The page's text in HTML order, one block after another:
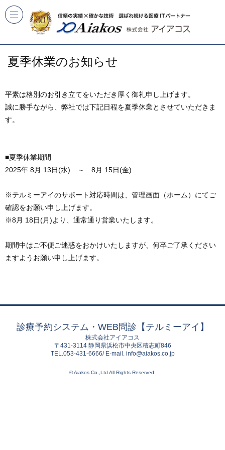
夏季休業のお知らせ
平素は格別のお引き立てをいただき厚く御礼申し上げます。
誠に勝手ながら、弊社では下記日程を夏季休業とさせていただきま
す。
■夏季休業期間
2025年 8月 13日(水) ～ 8月 15日(金)
※テルミーアイのサポート対応時間は、管理画面（ホーム）にてご
確認をお願い申し上げます。
※8月 18日(月)より、通常通り営業いたします。
期間中はご不便ご迷惑をおかけいたしますが、何卒ご了承ください
ますようお願い申し上げます。
診療予約システム・WEB問診【テルミーアイ】
株式会社アイアコス
〒431-3114 静岡県浜松市中央区積志町846
TEL.053-431-6666/ E-mail. info@aiakos.co.jp
© Aiakos Co.,Ltd All Rights Reserved.